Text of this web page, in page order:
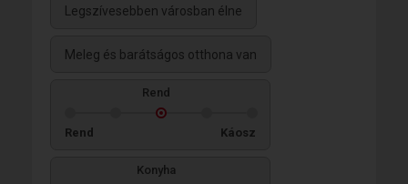
Legszívesebben városban élne
Meleg és barátságos otthona van
Rend
Rend Káosz
Konyha